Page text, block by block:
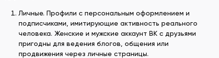
Личные. Профили с персональным оформлением и
подписчиками, имитирующие активность реального
человека. Женские и мужские аккаунт ВК с друзьями
пригодны для ведения блогов, общения или
продвижения через личные страницы.